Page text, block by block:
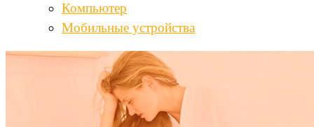
Компьютер
Мобильные устройства